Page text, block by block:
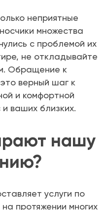
неприятные
множества
с проблемой их
не откладывайте
Обращение к
верный шаг к
и комфортной
ваших близких.
нашу
услуги по
протяжении многих